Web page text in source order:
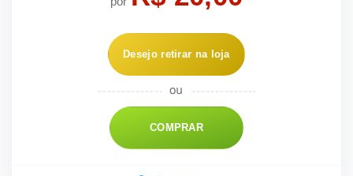
Desejo retirar na loja
COMPRAR